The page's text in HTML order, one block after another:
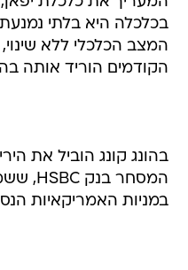
בכלכלה היא בלתי
המצב הכלכלי ללא
הקודמים הוריד אותה
בהונג קונג הוביל את
במניות האמריקאיות